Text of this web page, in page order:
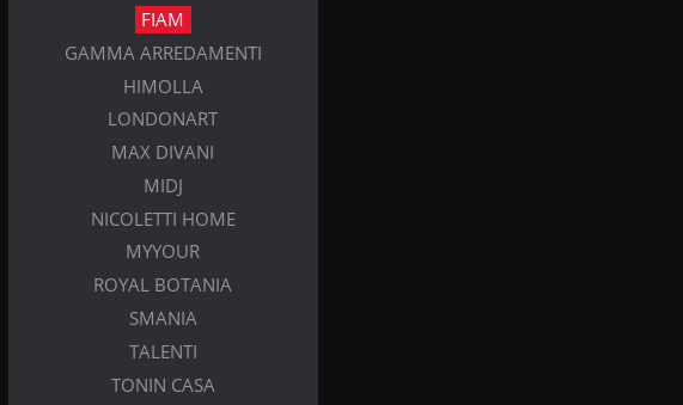
FIAM
GAMMA ARREDAMENTI
HIMOLLA
LONDONART
MAX DIVANI
MIDJ
NICOLETTI HOME
MYYOUR
ROYAL BOTANIA
SMANIA
TALENTI
TONIN CASA